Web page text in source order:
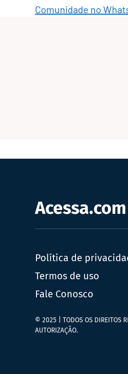
Comunidade no
Acessa.com
Política de
Termos de uso
Fale Conosco
© 2025 | TODOS OS DIREITOS
AUTORIZAÇÃO.